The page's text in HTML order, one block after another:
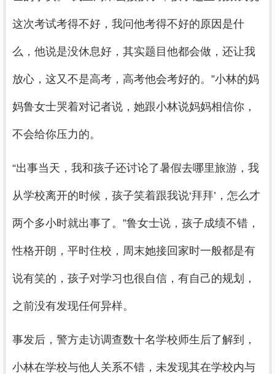
这次考试考得不好，我问他考得不好的原因是什
么，他说是没休息好，其实题目他都会做，还让我
放心，这又不是高考，高考他会考好的。”小林的妈
妈鲁女士哭着对记者说，她跟小林说妈妈相信你，
不会给你压力的。
“出事当天，我和孩子还讨论了暑假去哪里旅游，我
从学校离开的时候，孩子笑着跟我说‘拜拜’，怎么才
两个多小时就出事了。”鲁女士说，孩子成绩不错，
性格开朗，平时住校，周末她接回家时一般都是有
说有笑的，孩子对学习也很自信，有自己的规划，
之前没有发现任何异样。
事发后，警方走访调查数十名学校师生后了解到，
小林在学校与他人关系不错，未发现其在学校内与